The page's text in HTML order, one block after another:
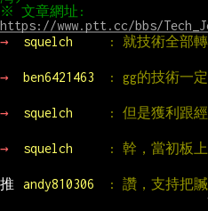
https://www.ptt.cc/bbs/
→
squelch : 就技術全部轉
→ ben6421463 : gg的技術一
→ squelch : 但是獲利跟
→ squelch : 幹，當初板
推 andy810306 : 讚，支持把贓